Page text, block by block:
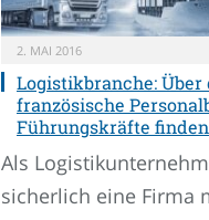
2. MAI 2016
Logistikbranche: Über
französische
Führungskräfte finden
Als
sicherlich eine Firma